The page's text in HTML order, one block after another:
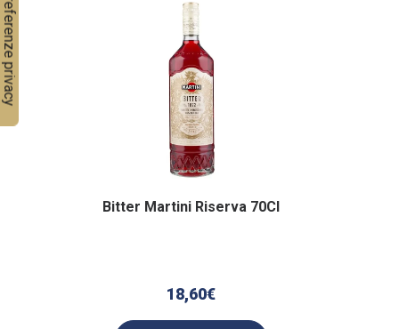
Bitter Martini Riserva 70Cl
18,60€